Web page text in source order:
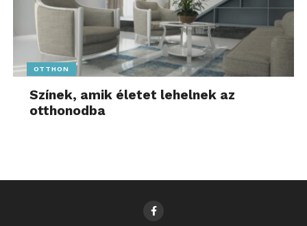
OTTHON
Színek, amik életet lehelnek az
otthonodba